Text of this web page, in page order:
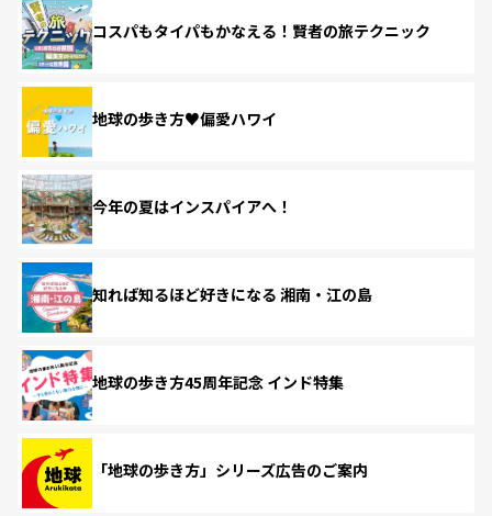
コスパもタイパもかなえる！賢者の旅テクニック
地球の歩き方♥偏愛ハワイ
今年の夏はインスパイアへ！
知れば知るほど好きになる 湘南・江の島
地球の歩き方45周年記念 インド特集
「地球の歩き方」シリーズ広告のご案内